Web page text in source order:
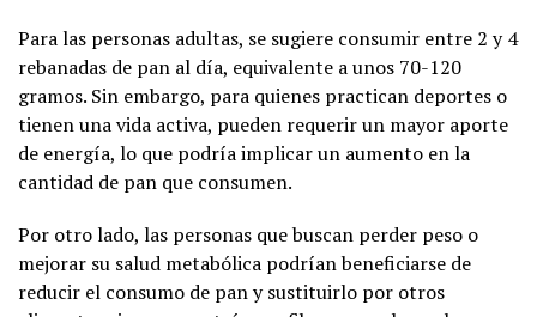
Para las personas adultas, se sugiere consumir entre 2 y 4
rebanadas de pan al día, equivalente a unos 70-120
gramos. Sin embargo, para quienes practican deportes o
tienen una vida activa, pueden requerir un mayor aporte
de energía, lo que podría implicar un aumento en la
cantidad de pan que consumen.
Por otro lado, las personas que buscan perder peso o
mejorar su salud metabólica podrían beneficiarse de
reducir el consumo de pan y sustituirlo por otros